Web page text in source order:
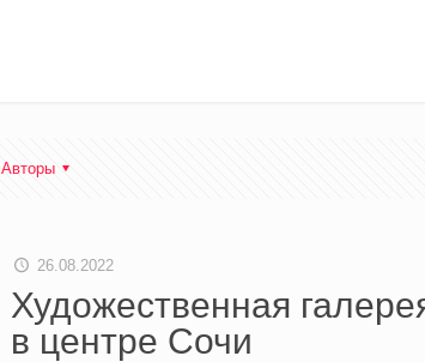
Авторы
26.08.2022
Художественная
в центре Сочи